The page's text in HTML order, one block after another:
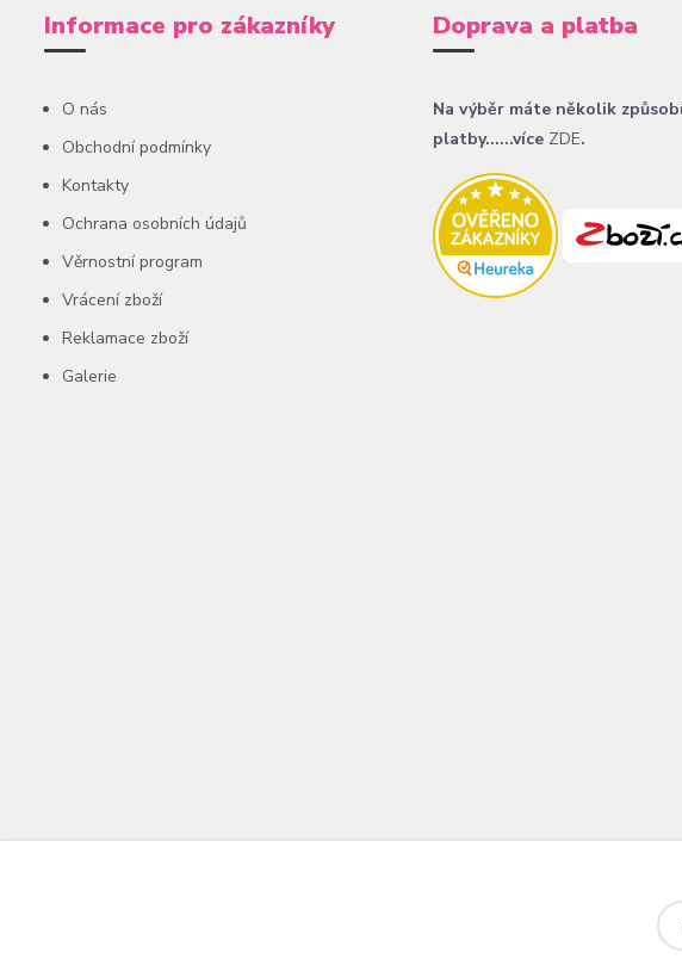
Informace pro zákazníky
O nás
Obchodní podmínky
Kontakty
Ochrana osobních údajů
Věrnostní program
Vrácení zboží
Reklamace zboží
Galerie
Doprava a platba
Na výběr máte několik
platby......více ZDE.